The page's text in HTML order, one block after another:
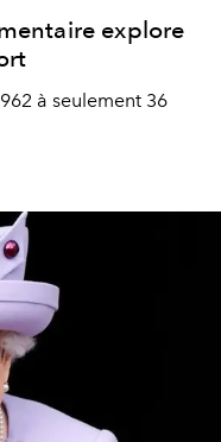
explore
à seulement 36